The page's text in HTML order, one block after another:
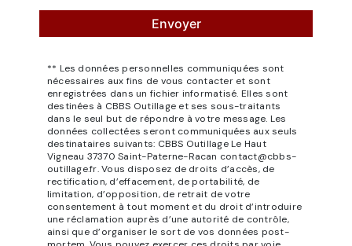
Envoyer
** Les données personnelles communiquées sont
nécessaires aux fins de vous contacter et sont
enregistrées dans un fichier informatisé. Elles sont
destinées à CBBS Outillage et ses sous-traitants
dans le seul but de répondre à votre message. Les
données collectées seront communiquées aux seuls
destinataires suivants: CBBS Outillage Le Haut
Vigneau 37370 Saint-Paterne-Racan contact@cbbs-
outillage.fr. Vous disposez de droits d’accès, de
rectification, d’effacement, de portabilité, de
limitation, d’opposition, de retrait de votre
consentement à tout moment et du droit d’introduire
une réclamation auprès d’une autorité de contrôle,
ainsi que d’organiser le sort de vos données post-